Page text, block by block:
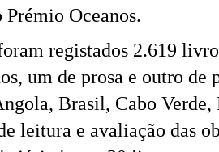
Oceanos.
registados 2.619
um de prosa e outro de
Brasil, Cabo
leitura e avaliação das